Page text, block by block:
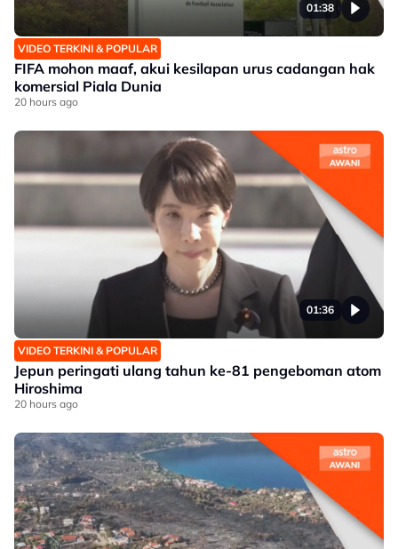
01:38
VIDEO TERKINI & POPULAR
FIFA mohon maaf, akui kesilapan urus cadangan hak
komersial Piala Dunia
20 hours ago
01:36
VIDEO TERKINI & POPULAR
Jepun peringati ulang tahun ke-81 pengeboman atom
Hiroshima
20 hours ago